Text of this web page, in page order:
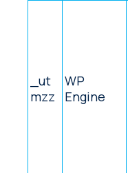
_ut
mzz
WP
Engine